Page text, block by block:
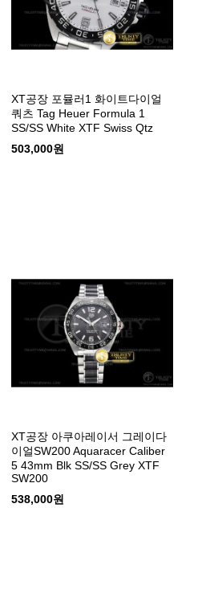
XT공장 포뮬러1 화이트다이얼
쿼츠 Tag Heuer Formula 1
SS/SS White XTF Swiss Qtz
503,000원
XT공장 아쿠아레이서 그레이다
이얼SW200 Aquaracer Caliber
5 43mm Blk SS/SS Grey XTF
SW200
538,000원